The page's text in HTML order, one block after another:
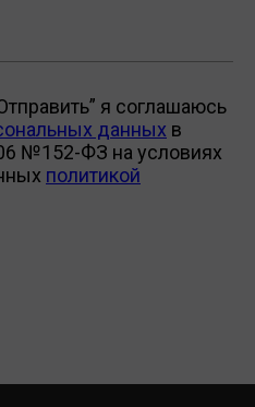
я соглашаюсь
данных в
№152-ФЗ на условиях
политикой